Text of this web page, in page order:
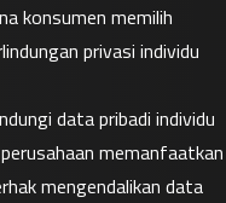
konsumen memilih
privasi individu
data pribadi individu
memanfaatkan
mengendalikan data